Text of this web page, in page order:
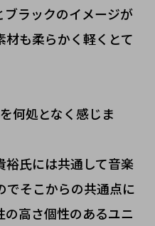
ブラックのイメージが
も柔らかく軽くとて
何処となく感じま
裕氏には共通して音楽
でそこからの共通点に
の高さ個性のあるユニ